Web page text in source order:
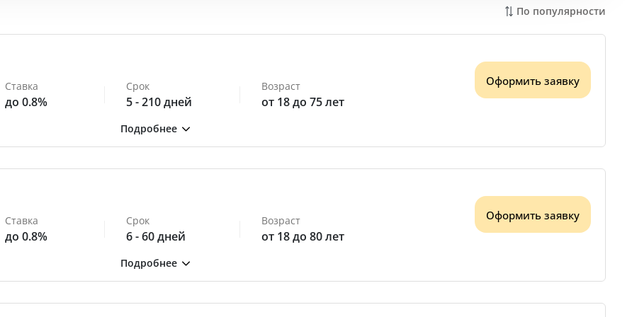
По популярности
Ставка
до 0.8%
Срок
5 - 210 дней
Возраст
от 18 до 75 лет
Оформить заявку
Ставка
до 0.8%
Срок
6 - 60 дней
Возраст
от 18 до 80 лет
Оформить заявку